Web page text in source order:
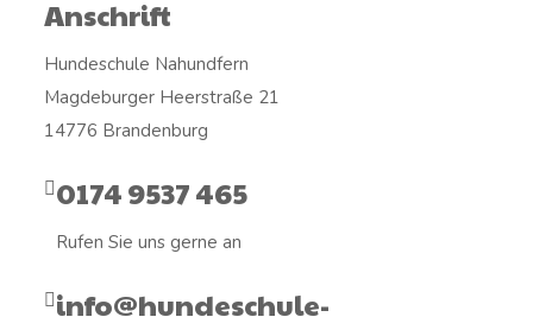
Anschrift
Hundeschule Nahundfern
Magdeburger Heerstraße 21
14776 Brandenburg
0174 9537 465
Rufen Sie uns gerne an
info@hundeschule-